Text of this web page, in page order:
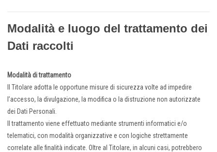
Modalità e luogo del trattamento dei
Dati raccolti
Modalità di trattamento
Il Titolare adotta le opportune misure di sicurezza volte ad impedire
l’accesso, la divulgazione, la modifica o la distruzione non autorizzate
dei Dati Personali.
Il trattamento viene effettuato mediante strumenti informatici e/o
telematici, con modalità organizzative e con logiche strettamente
correlate alle finalità indicate. Oltre al Titolare, in alcuni casi, potrebbero